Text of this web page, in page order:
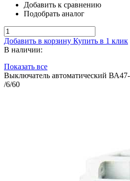
Добавить к сравнению
Подобрать аналог
Добавить в корзину Купить в 1 клик
В наличии:
Показать все
Выключатель автоматический
/6/60